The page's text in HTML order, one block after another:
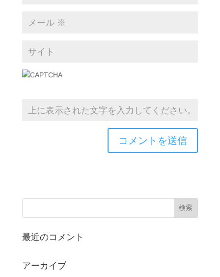
最近のコメント
アーカイブ